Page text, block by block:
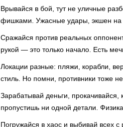
Врывайся в бой, тут не уличные
фишками. Ужасные удары, экшен на
Сражайся против реальных
рукой — это только начало. Есть
Локации разные: пляжи, корабли,
стиль. Но помни, противники тоже
Зарабатывай деньги,
пропустишь ни одной детали.
Погружайся в хаос и выбивай всех с